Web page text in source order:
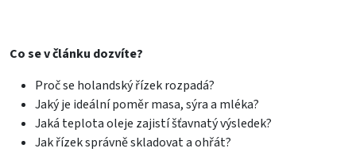
Co se v článku dozvíte?
Proč se holandský řízek rozpadá?
Jaký je ideální poměr masa, sýra a mléka?
Jaká teplota oleje zajistí šťavnatý výsledek?
Jak řízek správně skladovat a ohřát?